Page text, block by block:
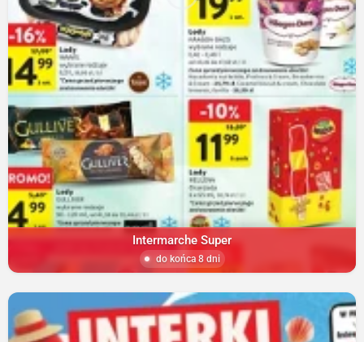
Intermarche Super
do końca 8 dni